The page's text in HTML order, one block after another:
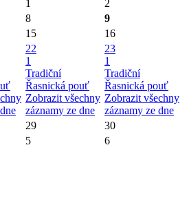
1
2
8
9
15 16
22
1
Tradiční
Řasnická pouť
Zobrazit všechny
záznamy ze dne
23
1
Tradiční
Řasnická pouť
Zobrazit všechny
záznamy ze dne
29
30
5 6